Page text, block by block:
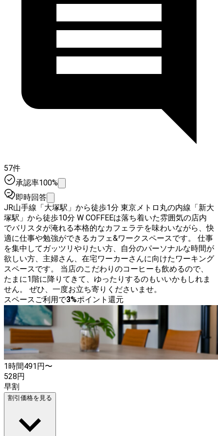
57件
承認率100%
即時回答
JR山手線「大塚駅」から徒歩1分 東京メトロ丸の内線「新大
塚駅」から徒歩10分 W COFFEEは落ち着いた雰囲気の店内
でバリスタが淹れる本格的なカフェラテを味わいながら、快
適に仕事や勉強ができるカフェ&ワークスペースです。 仕事
を集中してガッツリやりたい方、自分のパーソナルな時間が
欲しい方、主婦さん、在宅ワーカーさんに向けたワーキング
スペースです。 当店のこだわりのコーヒーも飲めるので、
たまに1階に降りてきて、ゆったりするのもいいかもしれま
せん。 ぜひ、一度お立ち寄りくださいませ。
スペースご利用で3%ポイント還元
1時間491円〜
528円
早割
割引価格を見る